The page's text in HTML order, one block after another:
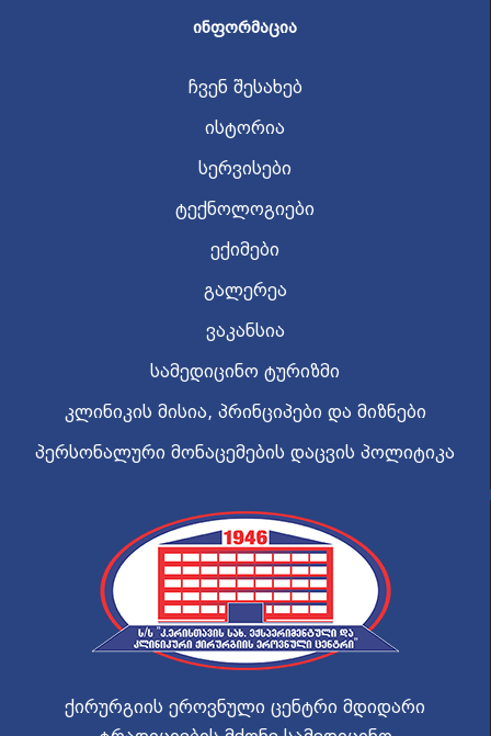
ᲘᲜᲤᲝᲠᲛᲐᲪᲘᲐ
ჩვენ შესახებ
ისტორია
სერვისები
ტექნოლოგიები
ექიმები
გალერეა
ვაკანსია
სამედიცინო ტურიზმი
კლინიკის მისია, პრინციპები და მიზნები
პერსონალური მონაცემების დაცვის პოლიტიკა
ქირურგიის ეროვნული ცენტრი მდიდარი